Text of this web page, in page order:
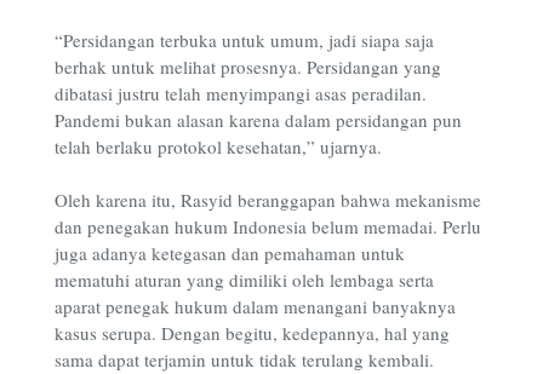
“Persidangan terbuka untuk umum, jadi siapa saja
berhak untuk melihat prosesnya. Persidangan yang
dibatasi justru telah menyimpangi asas peradilan.
Pandemi bukan alasan karena dalam persidangan pun
telah berlaku protokol kesehatan,” ujarnya.
Oleh karena itu, Rasyid beranggapan bahwa mekanisme
dan penegakan hukum Indonesia belum memadai. Perlu
juga adanya ketegasan dan pemahaman untuk
mematuhi aturan yang dimiliki oleh lembaga serta
aparat penegak hukum dalam menangani banyaknya
kasus serupa. Dengan begitu, kedepannya, hal yang
sama dapat terjamin untuk tidak terulang kembali.